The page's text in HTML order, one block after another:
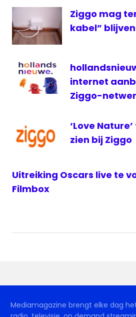
1
Extra
TV
538
ziggo
Ziggo mag
kabel”
internet
Ziggo-
‘Love
zien bij Ziggo
Uitreiking Oscars live te
Filmbox
Mediamagazine brengt elke dag